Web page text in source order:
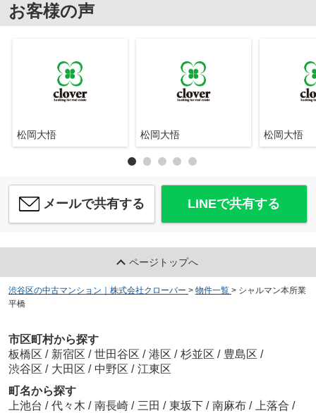
お客様の声
松岡大悟 松岡大悟 松岡大悟
メールで共有する LINEで共有する
ページトップへ
渋谷区の中古マンション｜株式会社クローバー > 物件一覧 > シャルマン本所業
平橋
市区町村から探す
板橋区 / 新宿区 / 世田谷区 / 港区 / 杉並区 / 豊島区 /
渋谷区 / 大田区 / 中野区 / 江東区
町名から探す
上池台 / 代々木 / 南長崎 / 三田 / 東坂下 / 南麻布 / 上落合 /